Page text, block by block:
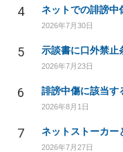
4
2026年7月30日
5 示談書に口外禁止
2026年7月23日
6 誹謗中傷に該当す
2026年8月1日
7 ネットストーカー
2026年7月27日